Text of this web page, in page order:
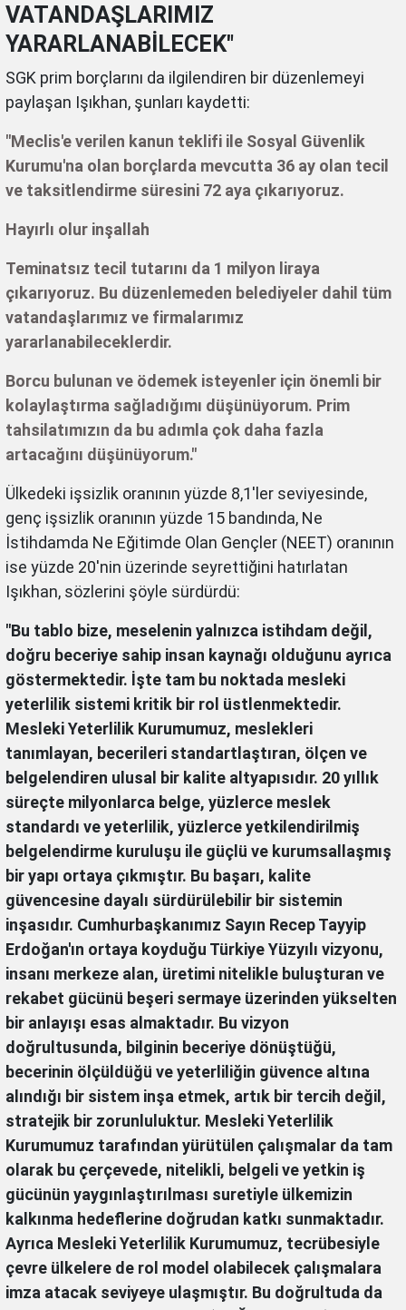
VATANDAŞLARIMIZ
YARARLANABİLECEK"
SGK prim borçlarını da ilgilendiren bir düzenlemeyi
paylaşan Işıkhan, şunları kaydetti:
"Meclis'e verilen kanun teklifi ile Sosyal Güvenlik
Kurumu'na olan borçlarda mevcutta 36 ay olan tecil
ve taksitlendirme süresini 72 aya çıkarıyoruz.
Hayırlı olur inşallah
Teminatsız tecil tutarını da 1 milyon liraya
çıkarıyoruz. Bu düzenlemeden belediyeler dahil tüm
vatandaşlarımız ve firmalarımız
yararlanabileceklerdir.
Borcu bulunan ve ödemek isteyenler için önemli bir
kolaylaştırma sağladığımı düşünüyorum. Prim
tahsilatımızın da bu adımla çok daha fazla
artacağını düşünüyorum."
Ülkedeki işsizlik oranının yüzde 8,1'ler seviyesinde,
genç işsizlik oranının yüzde 15 bandında, Ne
İstihdamda Ne Eğitimde Olan Gençler (NEET) oranının
ise yüzde 20'nin üzerinde seyrettiğini hatırlatan
Işıkhan, sözlerini şöyle sürdürdü:
"Bu tablo bize, meselenin yalnızca istihdam değil,
doğru beceriye sahip insan kaynağı olduğunu ayrıca
göstermektedir. İşte tam bu noktada mesleki
yeterlilik sistemi kritik bir rol üstlenmektedir.
Mesleki Yeterlilik Kurumumuz, meslekleri
tanımlayan, becerileri standartlaştıran, ölçen ve
belgelendiren ulusal bir kalite altyapısıdır. 20 yıllık
süreçte milyonlarca belge, yüzlerce meslek
standardı ve yeterlilik, yüzlerce yetkilendirilmiş
belgelendirme kuruluşu ile güçlü ve kurumsallaşmış
bir yapı ortaya çıkmıştır. Bu başarı, kalite
güvencesine dayalı sürdürülebilir bir sistemin
inşasıdır. Cumhurbaşkanımız Sayın Recep Tayyip
Erdoğan'ın ortaya koyduğu Türkiye Yüzyılı vizyonu,
insanı merkeze alan, üretimi nitelikle buluşturan ve
rekabet gücünü beşeri sermaye üzerinden yükselten
bir anlayışı esas almaktadır. Bu vizyon
doğrultusunda, bilginin beceriye dönüştüğü,
becerinin ölçüldüğü ve yeterliliğin güvence altına
alındığı bir sistem inşa etmek, artık bir tercih değil,
stratejik bir zorunluluktur. Mesleki Yeterlilik
Kurumumuz tarafından yürütülen çalışmalar da tam
olarak bu çerçevede, nitelikli, belgeli ve yetkin iş
gücünün yaygınlaştırılması suretiyle ülkemizin
kalkınma hedeflerine doğrudan katkı sunmaktadır.
Ayrıca Mesleki Yeterlilik Kurumumuz, tecrübesiyle
çevre ülkelere de rol model olabilecek çalışmalara
imza atacak seviyeye ulaşmıştır. Bu doğrultuda da